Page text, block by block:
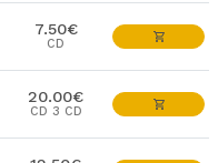
7.50€
CD
20.00€
CD 3 CD